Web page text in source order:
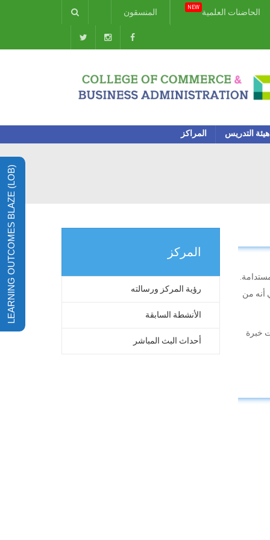
الحاضنات العلمية NEW المنسقون
التدريس المراكز
المستدامة.
أنه من
خبرة
المركز
رؤية المركز ورسالته
الأنشطة السابقة
أحداث البث المباشر
LEARNING OUTCOMES BLAZE (LOB)